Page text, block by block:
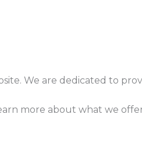
We are dedicated to
more about what we